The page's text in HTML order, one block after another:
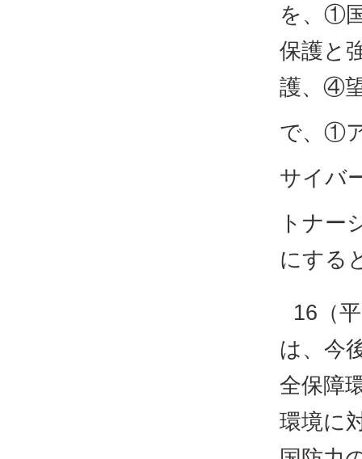
を、①
保護と
護、④
で、①
サイバ
トナー
にする
16（
は、今
全保障
環境に